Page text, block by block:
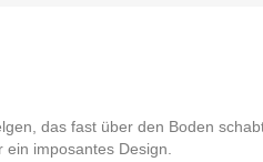
das fast über den Boden
imposantes Design.